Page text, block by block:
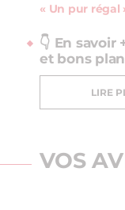
« Un pur régal
👇 En savoir
et bons
LIRE
VOS